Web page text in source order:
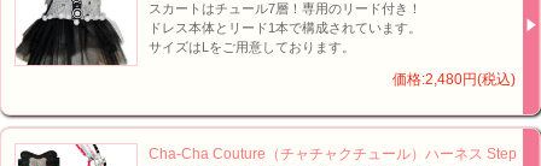
スカートはチュール7層！専用のリード付き！
ドレス本体とリード1本で構成されています。
サイズはLをご用意しております。
価格:2,480円(税込)
Cha-Cha Couture（チャチャクチュール）ハーネス Step